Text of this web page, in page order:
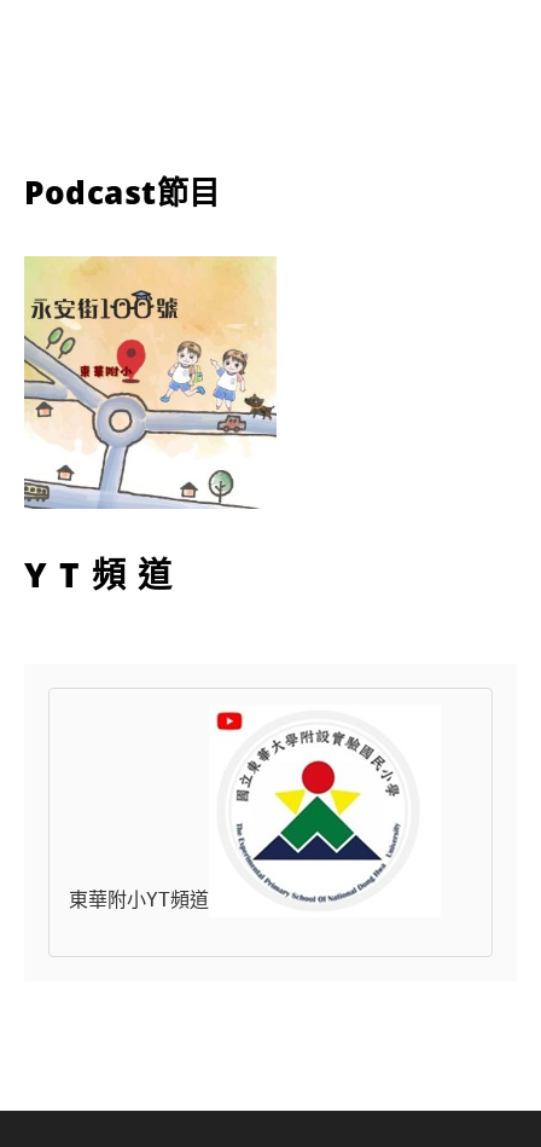
Podcast節目
YT頻道
東華附小YT頻道